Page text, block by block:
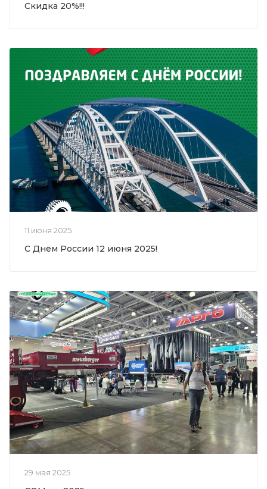
Скидка 20%!!!
11 июня 2025
С Днём России 12 июня 2025!
29 мая 2025